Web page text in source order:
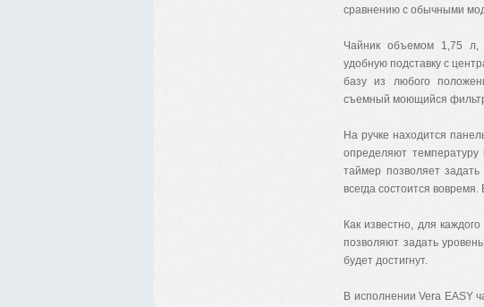
сравнению с обычными
Чайник объемом 1,75 л,
удобную подставку с
базу из любого
съемный моющийся
На ручке находится
определяют
таймер позволяет
всегда состоится
Как известно, для
позволяют задать
будет достигнут.
В исполнении Vera EASY